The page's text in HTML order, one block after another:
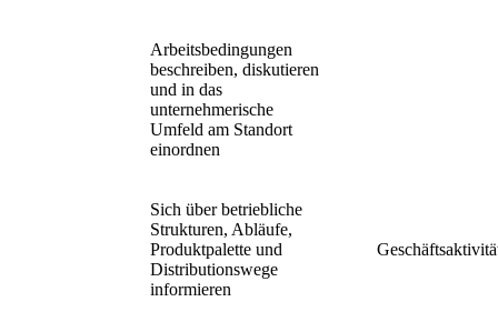
Arbeitsbedingungen
beschreiben, diskutieren
und in das
unternehmerische
Umfeld am Standort
einordnen
Sich über betriebliche
Strukturen, Abläufe,
Produktpalette und
Distribu­tionswege
informieren